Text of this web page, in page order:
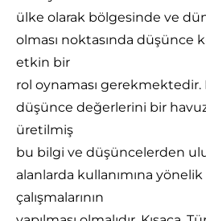
ülke olarak bölgesinde ve
olması noktasında düşünce
etkin bir
rol oynaması
düşünce değerlerini bir
üretilmiş
bu bilgi ve düşüncelerden
alanlarda kullanımına
çalışmalarının